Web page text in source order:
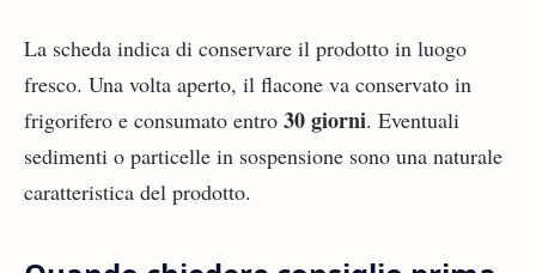
La scheda indica di conservare il prodotto in luogo
fresco. Una volta aperto, il flacone va conservato in
frigorifero e consumato entro 30 giorni. Eventuali
sedimenti o particelle in sospensione sono una naturale
caratteristica del prodotto.